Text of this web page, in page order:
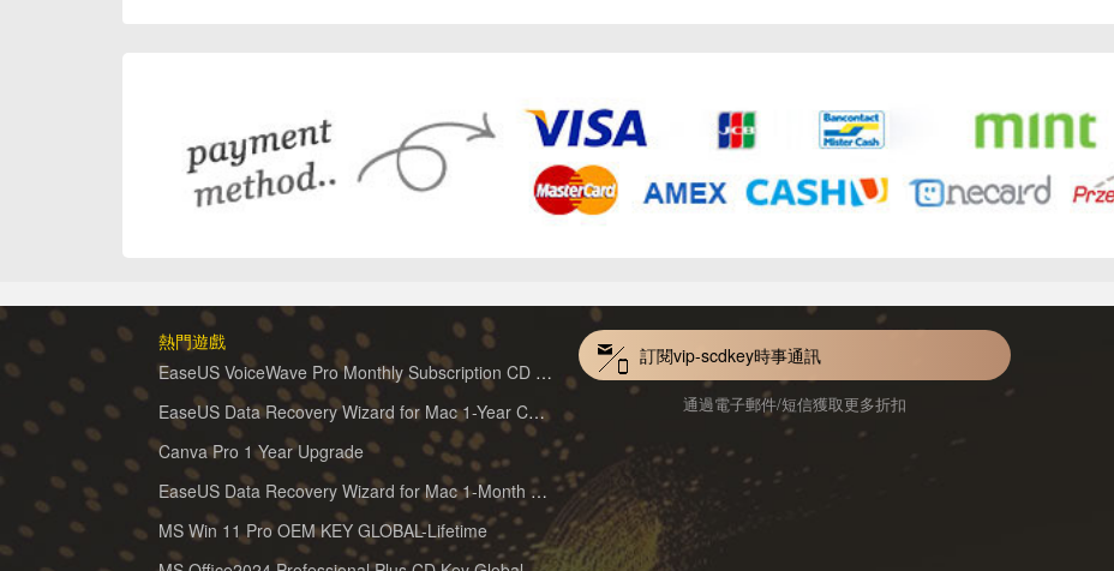
熱門遊戲
EaseUS VoiceWave Pro Monthly Subscription CD Key Global
EaseUS Data Recovery Wizard for Mac 1-Year CD Key Global
Canva Pro 1 Year Upgrade
EaseUS Data Recovery Wizard for Mac 1-Month CD Key Global
MS Win 11 Pro OEM KEY GLOBAL-Lifetime
訂閱vip-scdkey時事通訊
通過電子郵件/短信獲取更多折扣